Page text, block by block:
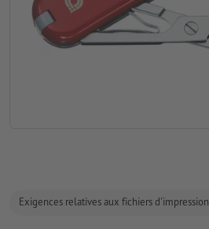
Exigences relatives aux fichiers d'impression